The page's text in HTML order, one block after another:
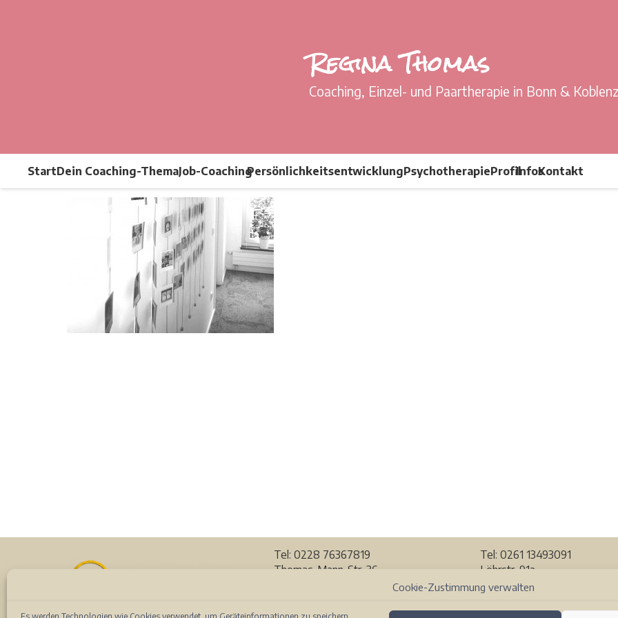
Cookie-Zustimmung verwalten
Regina Thomas
Coaching, Einzel- und Paartherapie in Bonn & Koblenz
StartDein Coaching-ThemaJob-CoachingPersönlichkeitsentwicklungPsychotherapieProfilInfosKontakt
Tel: 0228 76367819
Thomas-Mann-Str. 36
Tel: 0261 13493091
Löhrstr. 91a
56068 Koblenz